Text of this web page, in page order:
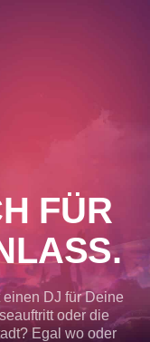
FÜR
DJ für Deine
oder die
Egal wo oder